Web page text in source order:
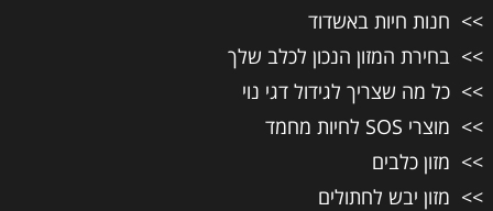
חנות חיות באשדוד
בחירת המזון הנכון לכלב שלך
כל מה שצריך לגידול דגי נוי
מוצרי SOS לחיות מחמד
מזון כלבים
מזון יבש לחתולים